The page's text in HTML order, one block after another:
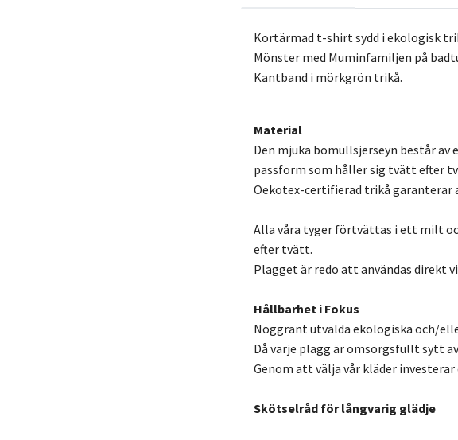
Kortärmad t-shirt sydd i ekologisk
Mönster med Muminfamiljen på
Kantband i mörkgrön trikå.
Material
Den mjuka bomullsjerseyn består
passform som håller sig tvätt efter
Oekotex-certifierad trikå
Alla våra tyger förtvättas i ett milt
efter tvätt.
Plagget är redo att användas direkt
Hållbarhet i Fokus
Noggrant utvalda ekologiska och/
Då varje plagg är omsorgsfullt sytt
Genom att välja vår kläder
Skötselråd för långvarig glädje